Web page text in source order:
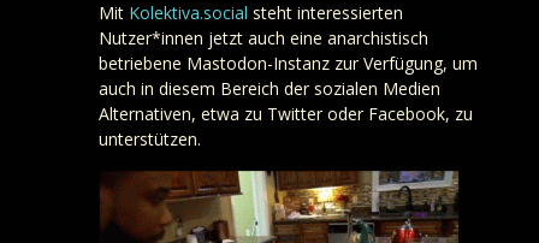
Mit Kolektiva.social steht interessierten
Nutzer*innen jetzt auch eine anarchistisch
betriebene Mastodon-Instanz zur Verfügung, um
auch in diesem Bereich der sozialen Medien
Alternativen, etwa zu Twitter oder Facebook, zu
unterstützen.